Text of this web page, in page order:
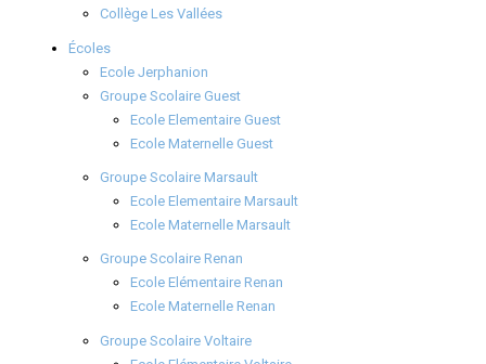
Collège Les Vallées
Écoles
Ecole Jerphanion
Groupe Scolaire Guest
Ecole Elementaire Guest
Ecole Maternelle Guest
Groupe Scolaire Marsault
Ecole Elementaire Marsault
Ecole Maternelle Marsault
Groupe Scolaire Renan
Ecole Elémentaire Renan
Ecole Maternelle Renan
Groupe Scolaire Voltaire